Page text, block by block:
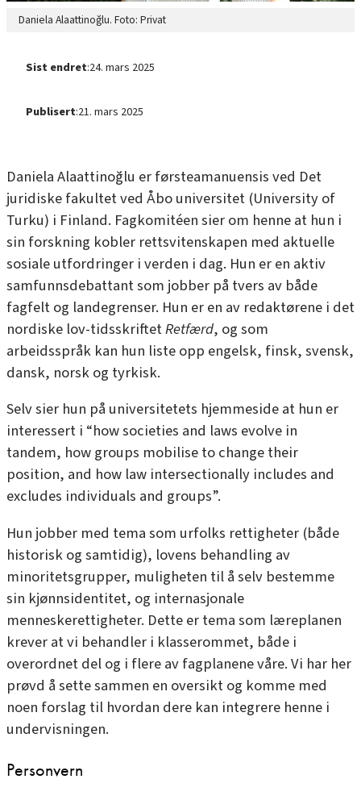
Daniela Alaattinoğlu. Foto: Privat
Sist endret:24. mars 2025
Publisert:21. mars 2025
Daniela Alaattinoğlu er førsteamanuensis ved Det
juridiske fakultet ved Åbo universitet (University of
Turku) i Finland. Fagkomitéen sier om henne at hun i
sin forskning kobler rettsvitenskapen med aktuelle
sosiale utfordringer i verden i dag. Hun er en aktiv
samfunnsdebattant som jobber på tvers av både
fagfelt og landegrenser. Hun er en av redaktørene i det
nordiske lov-tidsskriftetRetfærd, og som
arbeidsspråk kan hun liste opp engelsk, finsk, svensk,
dansk, norsk og tyrkisk.
Selv sier hun på universitetets hjemmeside at hun er
interessert i “how societies and laws evolve in
tandem, how groups mobilise to change their
position, and how law intersectionally includes and
excludes individuals and groups”.
Hun jobber med tema som urfolks rettigheter (både
historisk og samtidig), lovens behandling av
minoritetsgrupper, muligheten til å selv bestemme
sin kjønnsidentitet, og internasjonale
menneskerettigheter. Dette er tema som læreplanen
krever at vi behandler i klasserommet, både i
overordnet del og i flere av fagplanene våre. Vi har her
prøvd å sette sammen en oversikt og komme med
noen forslag til hvordan dere kan integrere henne i
undervisningen.
Personvern